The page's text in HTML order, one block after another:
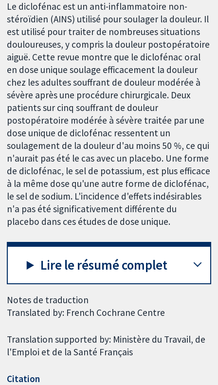
Le diclofénac est un anti-inflammatoire non-
stéroïdien (AINS) utilisé pour soulager la douleur. Il
est utilisé pour traiter de nombreuses situations
douloureuses, y compris la douleur postopératoire
aiguë. Cette revue montre que le diclofénac oral
en dose unique soulage efficacement la douleur
chez les adultes souffrant de douleur modérée à
sévère après une procédure chirurgicale. Deux
patients sur cinq souffrant de douleur
postopératoire modérée à sévère traitée par une
dose unique de diclofénac ressentent un
soulagement de la douleur d'au moins 50 %, ce qui
n'aurait pas été le cas avec un placebo. Une forme
de diclofénac, le sel de potassium, est plus efficace
à la même dose qu'une autre forme de diclofénac,
le sel de sodium. L'incidence d'effets indésirables
n'a pas été significativement différente du
placebo dans ces études de dose unique.
Lire le résumé complet
Notes de traduction
Translated by: French Cochrane Centre
Translation supported by: Ministère du Travail, de
l'Emploi et de la Santé Français
Citation